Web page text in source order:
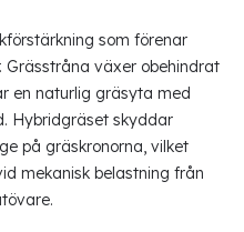
som förenar
växer obehindrat
en naturlig gräsyta med
Hybridgräset skyddar
på gräskronorna, vilket
mekanisk belastning från